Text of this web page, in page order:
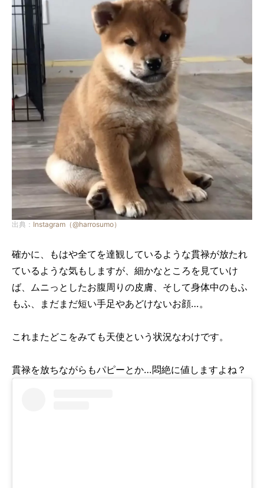
出典： Instagram（@harrosumo）
確かに、もはや全てを達観しているような貫禄が放たれ
ているような気もしますが、細かなところを見ていけ
ば、ムニっとしたお腹周りの皮膚、そして身体中のもふ
もふ、まだまだ短い手足やあどけないお顔…。
これまたどこをみても天使という状況なわけです。
貫禄を放ちながらもパピーとか…悶絶に値しますよね？